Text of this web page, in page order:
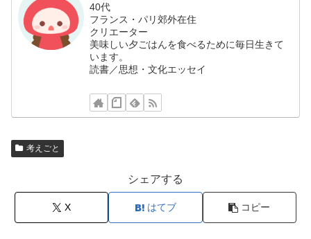
40代
フランス・パリ郊外在住
クリエーター
美味しい夕ごはんを食べるために毎日生きて
います。
読書／思想・文化エッセイ
考えごと
シェアする
X はてブ コピー